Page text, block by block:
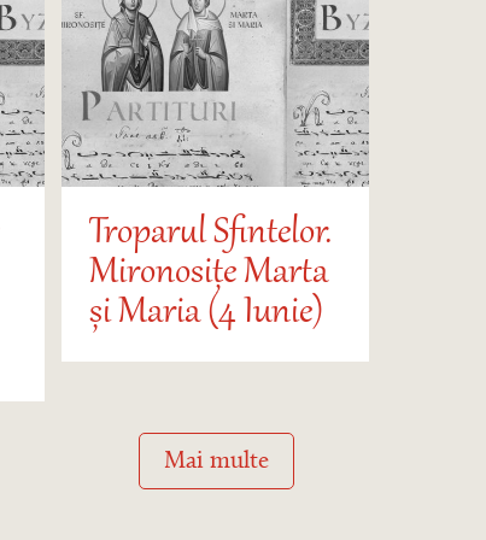
Troparul Sfintelor.
Mironosițe Marta
și Maria (4 Iunie)
Mai multe